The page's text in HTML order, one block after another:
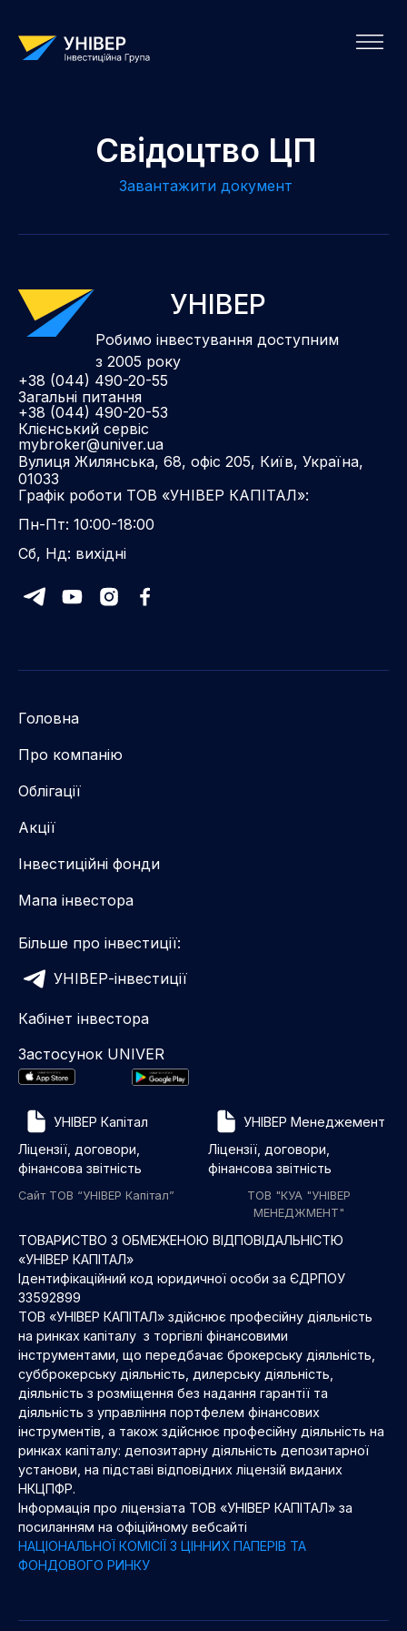
Свідоцтво ЦП
Завантажити документ
УНІВЕР
Робимо інвестування доступним
з 2005 року
+38 (044) 490-20-55
Загальні питання
+38 (044) 490-20-53
Клієнський сервіс
mybroker@univer.ua
Вулиця Жилянська, 68, офіс 205, Київ, Україна,
01033
Графік роботи ТОВ «УНІВЕР КАПІТАЛ»:
Пн-Пт: 10:00-18:00
Сб, Нд: вихідні
Головна
Про компанію
Облігації
Акції
Інвестиційні фонди
Мапа інвестора
Більше про інвестиції:
УНІВЕР-інвестиції
Кабінет інвестора
Застосунок UNIVER
УНІВЕР Капітал
Ліцензії, договори,
фінансова звітність
Сайт ТОВ “УНІВЕР Капітал”
УНІВЕР Менеджемент
Ліцензії, договори,
фінансова звітність
ТОВ "КУА "УНІВЕР
МЕНЕДЖМЕНТ"
ТОВАРИСТВО З ОБМЕЖЕНОЮ ВІДПОВІДАЛЬНІСТЮ
«УНІВЕР КАПІТАЛ»
Ідентифікаційний код юридичної особи за ЄДРПОУ
33592899
ТОВ «УНІВЕР КАПІТАЛ» здійснює професійну діяльність
на ринках капіталу з торгівлі фінансовими
інструментами, що передбачає брокерську діяльність,
субброкерську діяльність, дилерську діяльність,
діяльність з розміщення без надання гарантії та
діяльність з управління портфелем фінансових
інструментів, а також здійснює професійну діяльність на
ринках капіталу: депозитарну діяльність депозитарної
установи, на підставі відповідних ліцензій виданих
НКЦПФР.
Інформація про ліцензіата ТОВ «УНІВЕР КАПІТАЛ» за
посиланням на офіційному вебсайті
НАЦІОНАЛЬНОЇ КОМІСІЇ З ЦІННИХ ПАПЕРІВ ТА
ФОНДОВОГО РИНКУ